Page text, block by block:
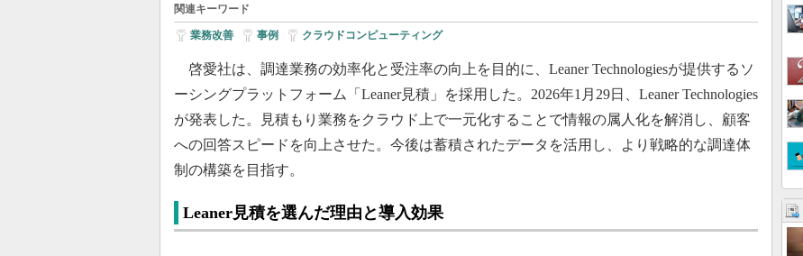
関連キーワード
業務改善 事例 クラウドコンピューティング
啓愛社は、調達業務の効率化と受注率の向上を目的に、Leaner Technologiesが提供するソ
ーシングプラットフォーム「Leaner見積」を採用した。2026年1月29日、Leaner Technologies
が発表した。見積もり業務をクラウド上で一元化することで情報の属人化を解消し、顧客
への回答スピードを向上させた。今後は蓄積されたデータを活用し、より戦略的な調達体
制の構築を目指す。
Leaner見積を選んだ理由と導入効果